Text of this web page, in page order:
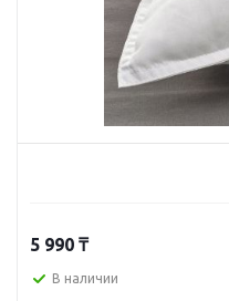
5 990 ₸
В наличии